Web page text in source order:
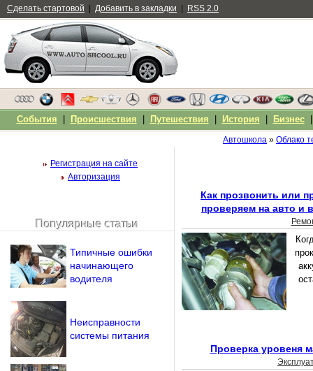
Автошкола » Облако
Как прозвонить или
проверяем на авто и
Проверка уровеня
Регистрация на сайте
Авторизация
Напомнить пароль?
Популярные статьи
Типичные ошибки
начинающего
водителя
Неисправности
системы питания
Сделать стартовой Добавить в закладки RSS 2.0
События Происшествия Путешествия История Бизнес